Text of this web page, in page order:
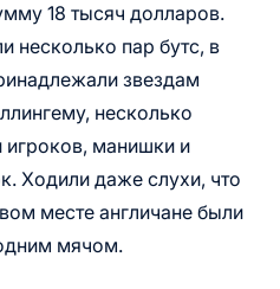
18 тысяч долларов.
несколько пар бутс, в
звездам
несколько
игроков, манишки и
Ходили даже слухи, что
месте англичане были
мячом.